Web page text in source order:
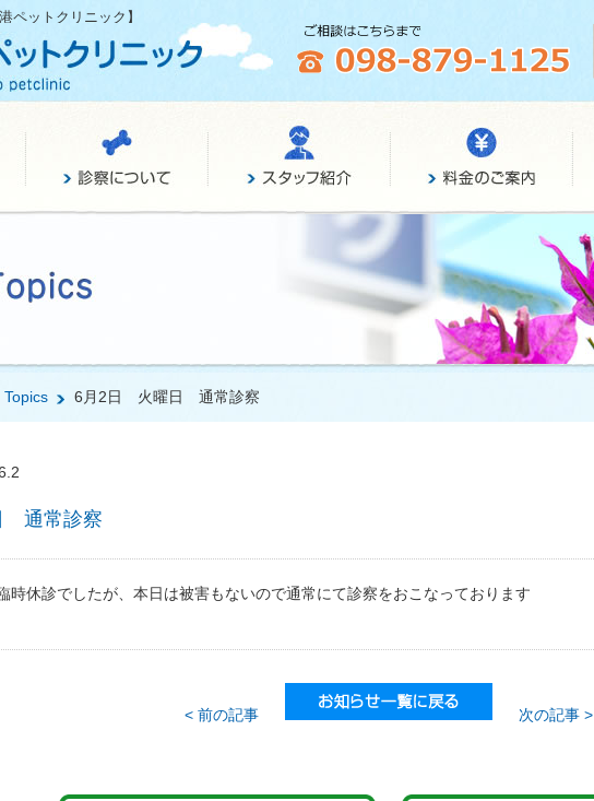
ペットクリニック】
Topics 6月2日 火曜日 通常診察
通常診察
時休診でしたが、本日は被害もないので通常にて診察をおこなっております
< 前の記事 次の記事 >